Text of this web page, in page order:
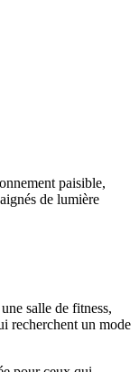
paisible,
de lumière
salle de fitness,
recherchent un mode